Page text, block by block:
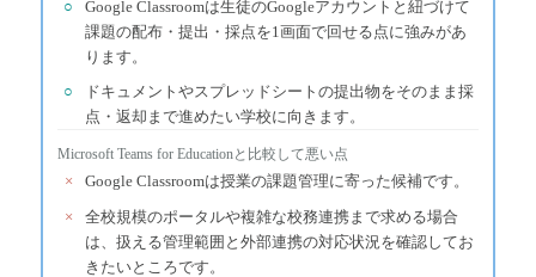
○
Google Classroomは生徒のGoogleアカウントと紐づけて
課題の配布・提出・採点を1画面で回せる点に強みがあ
ります。
○
ドキュメントやスプレッドシートの提出物をそのまま採
点・返却まで進めたい学校に向きます。
Microsoft Teams for Educationと比較して悪い点
×
Google Classroomは授業の課題管理に寄った候補です。
×
全校規模のポータルや複雑な校務連携まで求める場合
は、扱える管理範囲と外部連携の対応状況を確認してお
きたいところです。